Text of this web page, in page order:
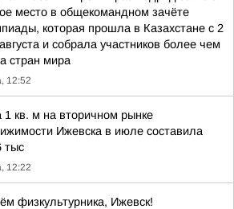
место в общекомандном зачёте
которая прошла в Казахстане с 2
и собрала участников более чем
стран мира
12:52
1 кв. м на вторичном рынке
Ижевска в июле составила
тыс
12:22
физкультурника, Ижевск!